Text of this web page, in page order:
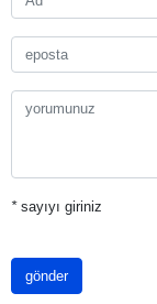
*sayıyı giriniz
gönder